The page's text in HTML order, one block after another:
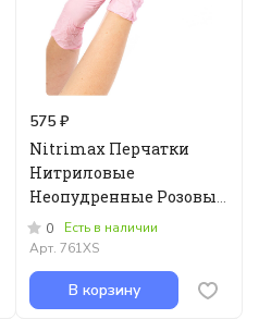
575 ₽
Nitrimax Перчатки
Нитриловые
Неопудренные Розовые
размер - XS - 100шт
0
Есть в наличии
Арт. 761XS
В корзину